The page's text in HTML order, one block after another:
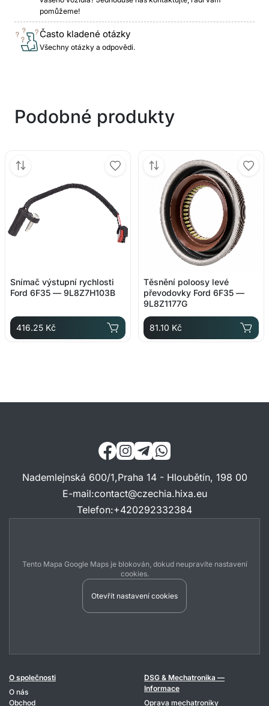
pomůžeme!
Často kladené otázky
Všechny otázky a odpovědi.
Podobné produkty
Snímač výstupní rychlosti
Ford 6F35 — 9L8Z7H103B
416.25 Kč
Těsnění poloosy levé
převodovky Ford 6F35 —
9L8Z1177G
81.10 Kč
Nademlejnská 600/1,Praha 14 - Hloubětín, 198 00
E-mail:contact@czechia.hixa.eu
Telefon:+420292332384
Tento Mapa Google Maps je blokován, dokud neupravíte nastavení
cookies.
Otevřít nastavení cookies
O společnosti
O nás
Obchod
DSG & Mechatronika —
Informace
Oprava mechatroniky